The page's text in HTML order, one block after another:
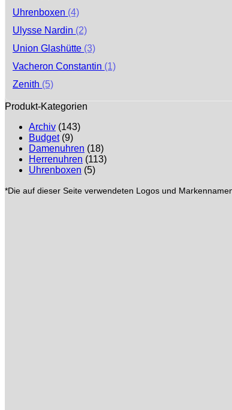
Uhrenboxen (4)
Ulysse Nardin (2)
Union Glashütte (3)
Vacheron Constantin (1)
Zenith (5)
Produkt-Kategorien
Archiv (143)
Budget (9)
Damenuhren (18)
Herrenuhren (113)
Uhrenboxen (5)
*Die auf dieser Seite verwendeten Logos und